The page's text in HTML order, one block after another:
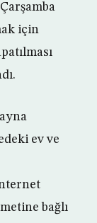
için
ev ve
bağlı